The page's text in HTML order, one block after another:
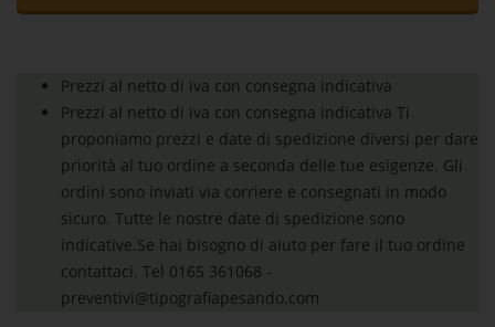
Prezzi al netto di iva con consegna indicativa
Prezzi al netto di iva con consegna indicativa Ti
proponiamo prezzi e date di spedizione diversi per dare
priorità al tuo ordine a seconda delle tue esigenze. Gli
ordini sono inviati via corriere e consegnati in modo
sicuro. Tutte le nostre date di spedizione sono
indicative.Se hai bisogno di aiuto per fare il tuo ordine
contattaci. Tel 0165 361068 -
preventivi@tipografiapesando.com